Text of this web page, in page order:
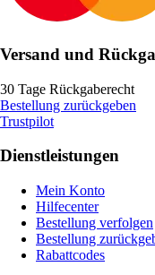
Versand und
30 Tage Rückgaberecht
Bestellung zurückgeben
Trustpilot
Dienstleistungen
Mein Konto
Hilfecenter
Bestellung verfolgen
Bestellung
Rabattcodes